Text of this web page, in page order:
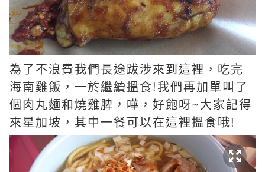
為了不浪費我們長途跋涉來到這裡，吃完
海南雞飯，一於繼續搵食!我們再加單叫了
個肉丸麵和燒雞脾，嘩，好飽呀~大家記得
來星加坡，其中一餐可以在這裡搵食哦!